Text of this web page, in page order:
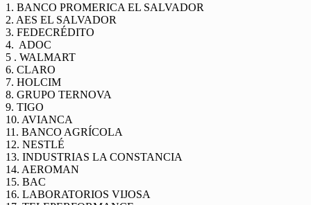
1. BANCO PROMERICA EL SALVADOR
2. AES EL SALVADOR
3. FEDECRÉDITO
4. ADOC
5 . WALMART
6. CLARO
7. HOLCIM
8. GRUPO TERNOVA
9. TIGO
10. AVIANCA
11. BANCO AGRÍCOLA
12. NESTLÉ
13. INDUSTRIAS LA CONSTANCIA
14. AEROMAN
15. BAC
16. LABORATORIOS VIJOSA